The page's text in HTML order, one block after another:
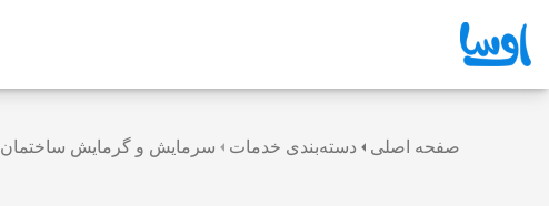
صفحه اصلی دسته‌بندی خدمات سرمایش و گرمایش ساختمان